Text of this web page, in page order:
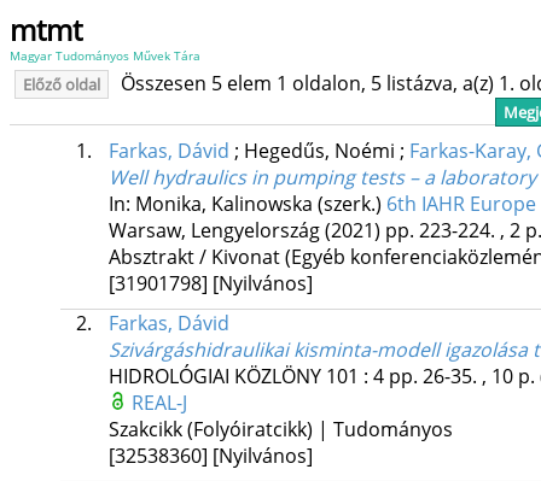
mtmt
Magyar Tudományos Művek Tára
Előző oldal Összesen 5 elem 1 oldalon, 5 listázva, a(z) 1.
1. Farkas, Dávid ; Hegedűs, Noémi ; Farkas-Karay,
Well hydraulics in pumping tests – a
In: Monika, Kalinowska (szerk.) 6th IAHR
Warsaw, Lengyelország(2021) pp. 223-224. , 2 p.
Absztrakt / Kivonat (Egyéb
[31901798] [Nyilvános]
2.
Farkas, Dávid
Szivárgáshidraulikai kisminta-modell igazolása
HIDROLÓGIAI KÖZLÖNY 101 : 4 pp. 26-35. , 10 p.
REAL-J
Szakcikk (Folyóiratcikk) | Tudományos
[32538360] [Nyilvános]